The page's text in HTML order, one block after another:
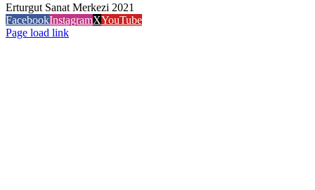
Erturgut Sanat Merkezi 2021
FacebookInstagramXYouTube
Page load link